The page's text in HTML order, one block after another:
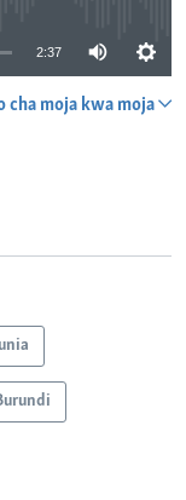
2:37
cha moja kwa moja